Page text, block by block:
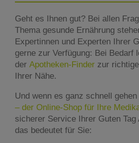
Geht es Ihnen gut? Bei allen
Thema gesunde Ernährung
Expertinnen und Experten Ihrer
gerne zur Verfügung: Bei Bedarf
der Apotheken-Finder zur
Ihrer Nähe.
Und wenn es ganz schnell
– der Online-Shop für Ihre
sicherer Service Ihrer Guten Tag
das bedeutet für Sie: